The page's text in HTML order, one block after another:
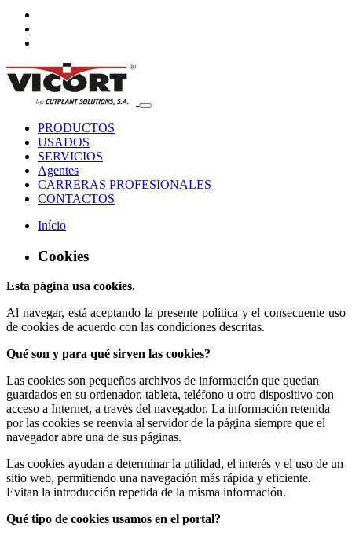
PRODUCTOS
USADOS
SERVICIOS
Agentes
CARRERAS PROFESIONALES
CONTACTOS
Início
Cookies
Esta página usa cookies.
Al navegar, está aceptando la presente política y el consecuente uso
de cookies de acuerdo con las condiciones descritas.
Qué son y para qué sirven las cookies?
Las cookies son pequeños archivos de información que quedan
guardados en su ordenador, tableta, teléfono u otro dispositivo con
acceso a Internet, a través del navegador. La información retenida
por las cookies se reenvía al servidor de la página siempre que el
navegador abre una de sus páginas.
Las cookies ayudan a determinar la utilidad, el interés y el uso de un
sitio web, permitiendo una navegación más rápida y eficiente.
Evitan la introducción repetida de la misma información.
Qué tipo de cookies usamos en el portal?